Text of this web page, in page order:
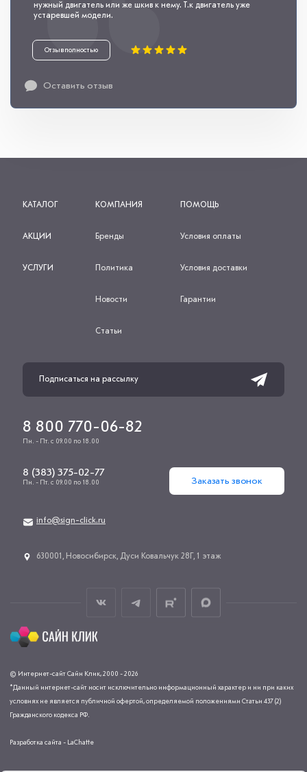
Оставить отзыв
нужный двигатель или же шкив к нему. Т.к двигатель уже
устаревшей модели.
Отзыв полностью
КАТАЛОГ
АКЦИИ
УСЛУГИ
КОМПАНИЯ
Бренды
Политика
Новости
Статьи
ПОМОЩЬ
Условия оплаты
Условия доставки
Гарантии
8 800 770-06-82
Пн. - Пт. с 09.00 по 18.00
8 (383) 375-02-77
Пн. - Пт. с 09.00 по 18.00 Заказать звонок
info@sign-click.ru
​630001, Новосибирск, Дуси Ковальчук 28Г, 1 этаж
© Интернет-сайт Сайн Клик, 2000 - 2026
*Данный интернет-сайт носит исключительно информационный характер и ни при каких
условиях не является публичной офертой, определяемой положениями Статьи 437 (2)
Гражданского кодекса РФ.
Разработка сайта - LaChatte